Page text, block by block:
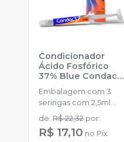
Condicionador
Ácido Fosfórico
37% Blue Condac-
FGM
Embalagem com 3
seringas com 2,5ml
cada uma e 3
ponteiras para
aplicação.
de:R$ 22,32 por:
R$ 17,10 no Pix